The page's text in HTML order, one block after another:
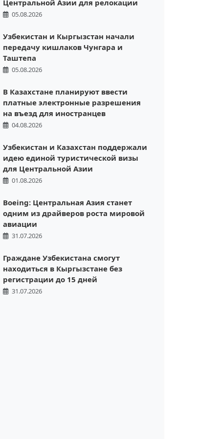
Центральной Азии для релокации
05.08.2026
Узбекистан и Кыргызстан начали
передачу кишлаков Чунгара и
Таштепа
05.08.2026
В Казахстане планируют ввести
платные электронные разрешения
на въезд для иностранцев
04.08.2026
Узбекистан и Казахстан поддержали
идею единой туристической визы
для Центральной Азии
01.08.2026
Boeing: Центральная Азия станет
одним из драйверов роста мировой
авиации
31.07.2026
Граждане Узбекистана смогут
находиться в Кыргызстане без
регистрации до 15 дней
31.07.2026